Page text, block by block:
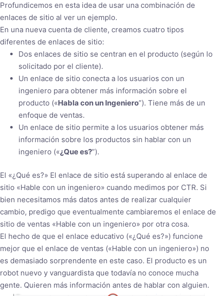
Profundicemos en esta idea de usar una combinación de
enlaces de sitio al ver un ejemplo.
En una nueva cuenta de cliente, creamos cuatro tipos
diferentes de enlaces de sitio:
Dos enlaces de sitio se centran en el producto (según lo
solicitado por el cliente).
Un enlace de sitio conecta a los usuarios con un
ingeniero para obtener más información sobre el
producto («Habla con un Ingeniero”). Tiene más de un
enfoque de ventas.
Un enlace de sitio permite a los usuarios obtener más
información sobre los productos sin hablar con un
ingeniero («¿Que es?”).
El «¿Qué es?» El enlace de sitio está superando al enlace de
sitio «Hable con un ingeniero» cuando medimos por CTR. Si
bien necesitamos más datos antes de realizar cualquier
cambio, predigo que eventualmente cambiaremos el enlace de
sitio de ventas «Hable con un ingeniero» por otra cosa.
El hecho de que el enlace educativo («¿Qué es?») funcione
mejor que el enlace de ventas («Hable con un ingeniero») no
es demasiado sorprendente en este caso. El producto es un
robot nuevo y vanguardista que todavía no conoce mucha
gente. Quieren más información antes de hablar con alguien.